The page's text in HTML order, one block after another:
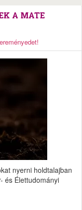
A MATE
nyerni holdtalajban
és Élettudományi